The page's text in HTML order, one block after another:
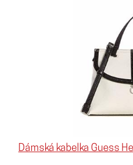
Dámská kabelka Guess